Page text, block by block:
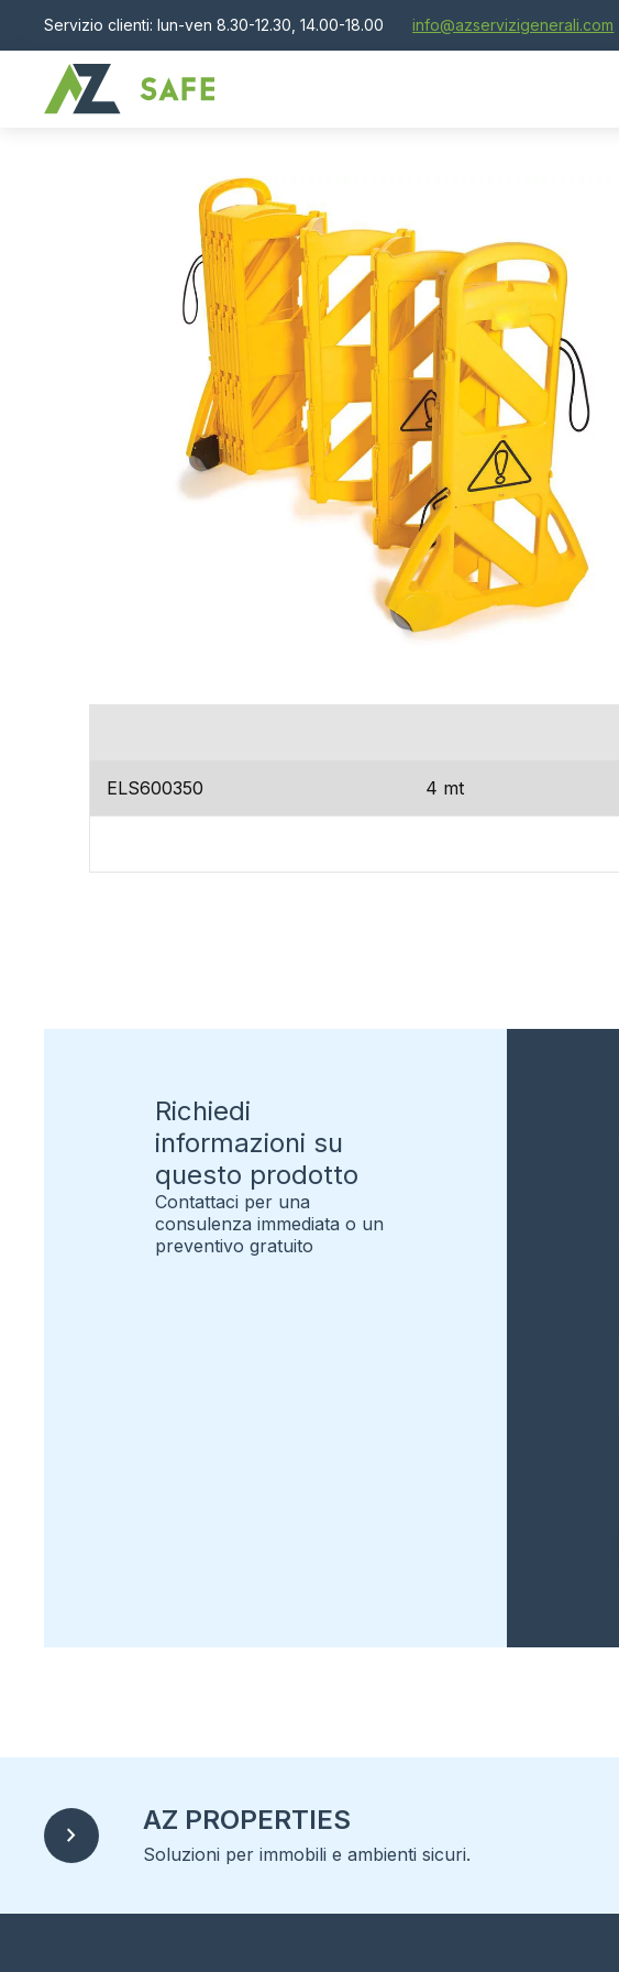
Servizio clienti: lun-ven 8.30-12.30, 14.00-18.00 info@azservizigenerali.com
ELS600350 4 mt
Richiedi
informazioni su
questo prodotto
Contattaci per una
consulenza immediata o un
preventivo gratuito
chevron_right AZ PROPERTIES
Soluzioni per immobili e ambienti sicuri.